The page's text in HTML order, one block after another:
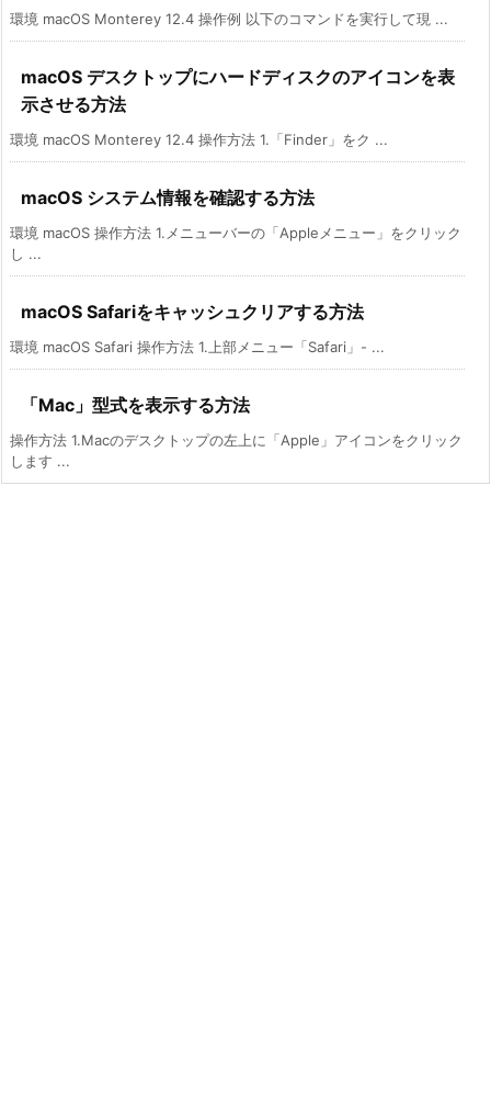
環境 macOS Monterey 12.4 操作例 以下のコマンドを実行して現 ...
macOS デスクトップにハードディスクのアイコンを表
示させる方法
環境 macOS Monterey 12.4 操作方法 1.「Finder」をク ...
macOS システム情報を確認する方法
環境 macOS 操作方法 1.メニューバーの「Appleメニュー」をクリック
し ...
macOS Safariをキャッシュクリアする方法
環境 macOS Safari 操作方法 1.上部メニュー「Safari」- ...
「Mac」型式を表示する方法
操作方法 1.Macのデスクトップの左上に「Apple」アイコンをクリック
します ...